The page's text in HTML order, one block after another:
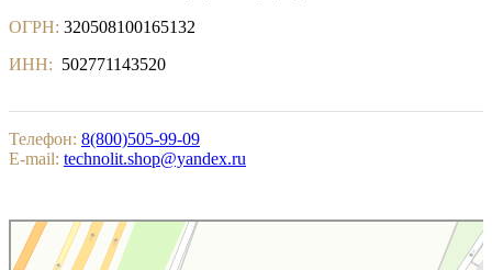
ОГРН: 320508100165132
ИНН: 502771143520
Телефон: 8(800)505-99-09
E-mail: technolit.shop@yandex.ru
Котельники
Яндекс.Карты — поиск мест и адресов, городской транспорт